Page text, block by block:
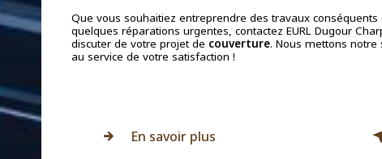
Que vous souhaitiez entreprendre des travaux
quelques réparations urgentes, contactez EURL Dugour
discuter de votre projet de couverture. Nous mettons
au service de votre satisfaction !
En savoir plus